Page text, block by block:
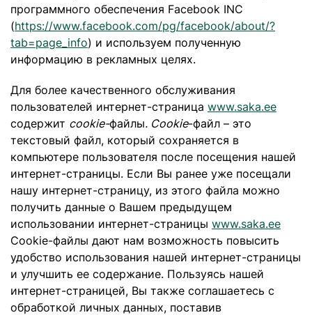
программного обеспечения Facebook INC
(https://www.facebook.com/pg/facebook/about/?
tab=page_info) и используем полученную
информацию в рекламных целях.
Для более качественного обслуживания
пользователей интернет-страница www.saka.ee
содержит cookie-файлы. Cookie-файл – это
текстовый файл, который сохраняется в
компьютере пользователя после посещения нашей
интернет-страницы. Если Вы ранее уже посещали
нашу интернет-страницу, из этого файла можно
получить данные о Вашем предыдущем
использовании интернет-страницы www.saka.ee
Cookie-файлы дают нам возможность повысить
удобство использования нашей интернет-страницы
и улучшить ее содержание. Пользуясь нашей
интернет-страницей, Вы также соглашаетесь с
обработкой личных данных, поставив